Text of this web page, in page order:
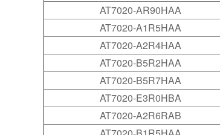
AT7020-AR90HAA
AT7020-A1R5HAA
AT7020-A2R4HAA
AT7020-B5R2HAA
AT7020-B5R7HAA
AT7020-E3R0HBA
AT7020-A2R6RAB